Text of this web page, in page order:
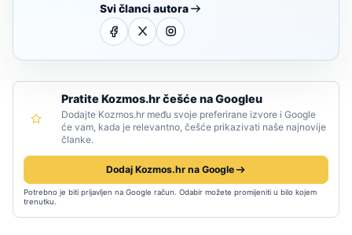
Svi članci autora
Pratite Kozmos.hr češće na Googleu
Dodajte Kozmos.hr među svoje preferirane izvore i Google
će vam, kada je relevantno, češće prikazivati naše najnovije
članke.
Dodaj Kozmos.hr na Google
Potrebno je biti prijavljen na Google račun. Odabir možete promijeniti u bilo kojem
trenutku.